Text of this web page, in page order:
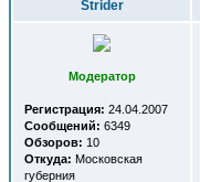
Strider
Модератор
Регистрация: 24.04.2007
Сообщений: 6349
Обзоров: 10
Откуда: Московская
губерния